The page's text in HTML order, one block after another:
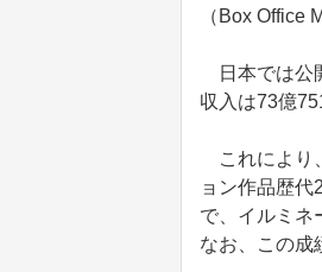
（Box Office
日本では公
収入は73億
これにより
ョン作品歴
で、イルミネ
なお、この成